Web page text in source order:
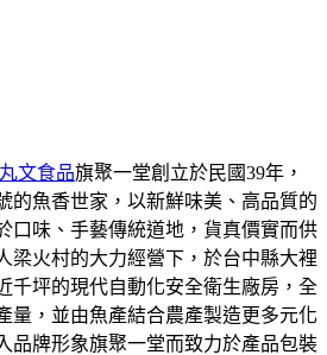
丸文食品旗聚一堂創立於民國39年，
的魚香世家，以新鮮味美、高品質的
口味、手藝傳統道地，貨真價實而供
梁火村的大力經營下，於台中縣大裡
千坪的現代自動化安全衛生廠房，全
量，並由魚產結合農產製造更多元化
品牌形象旗聚一堂而致力於產品包裝